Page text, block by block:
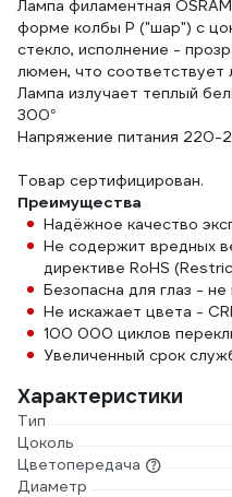
Лампа филаментная
форме колбы P ("шар") с
стекло, исполнение -
люмен, что соответствует
Лампа излучает теплый
300°
Напряжение питания 220-
Товар сертифицирован.
Преимущества
Надёжное качество
Не содержит вредных
директиве RoHS
Безопасна для глаз - не
Не искажает цвета -
100 000 циклов
Увеличенный срок
Характеристики
Тип
Цоколь
Цветопередача
Диаметр